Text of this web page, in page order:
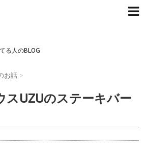
る人のBLOG
お話 >
スUZUのステーキバー